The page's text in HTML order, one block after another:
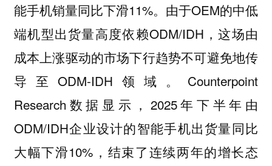
能手机销量同比下滑11%。由于OEM的中低
端机型出货量高度依赖ODM/IDH，这场由
成本上涨驱动的市场下行趋势不可避免地传
导至ODM-IDH领域。Counterpoint
Research数据显示，2025年下半年由
ODM/IDH企业设计的智能手机出货量同比
大幅下滑10%，结束了连续两年的增长态